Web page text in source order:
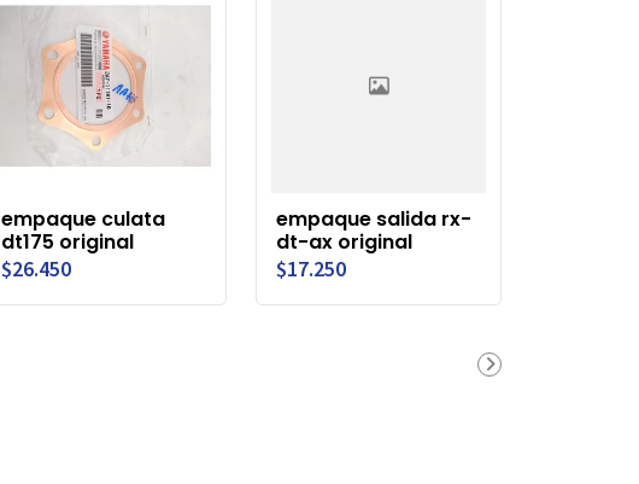
empaque culata
dt175 original
$26.450
empaque salida rx-
dt-ax original
$17.250